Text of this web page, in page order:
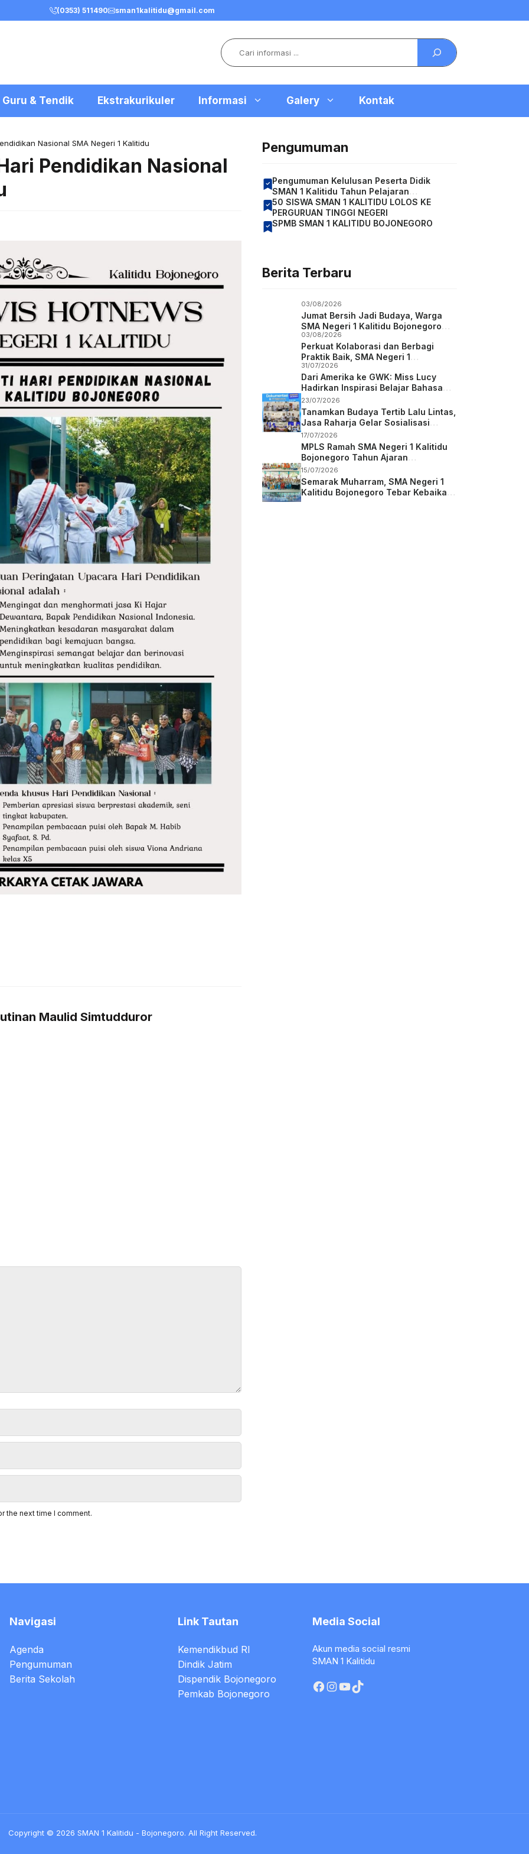
(0353) 511490 sman1kalitidu@gmail.com
Search
Guru & Tendik Ekstrakurikuler Informasi Galery Kontak
Nasional SMA Negeri 1 Kalitidu
Pendidikan Nasional
Maulid Simtudduror
the next time I comment.
Pengumuman
Pengumuman Kelulusan Peserta Didik
SMAN 1 Kalitidu Tahun Pelajaran
2026/2027
50 SISWA SMAN 1 KALITIDU LOLOS KE
PERGURUAN TINGGI NEGERI
SPMB SMAN 1 KALITIDU BOJONEGORO
Berita Terbaru
03/08/2026
Jumat Bersih Jadi Budaya, Warga
SMA Negeri 1 Kalitidu Bojonegoro
Bersatu Wujudkan Sekolah Hijau dan
Asri
03/08/2026
Perkuat Kolaborasi dan Berbagi
Praktik Baik, SMA Negeri 1
Karanggede Boyolali Studi Tiru ke
SMA Negeri 1 Kalitidu Bojonegoro
31/07/2026
Dari Amerika ke GWK: Miss Lucy
Hadirkan Inspirasi Belajar Bahasa
Inggris bagi Siswa SMA Negeri 1
Kalitidu
23/07/2026
Tanamkan Budaya Tertib Lalu Lintas,
Jasa Raharja Gelar Sosialisasi
Keselamatan Berkendara di SMAN 1
Kalitidu Bojonegoro
17/07/2026
MPLS Ramah SMA Negeri 1 Kalitidu
Bojonegoro Tahun Ajaran
2026/2027
15/07/2026
Semarak Muharram, SMA Negeri 1
Kalitidu Bojonegoro Tebar Kebaikan
Navigasi
Agenda
Pengumuman
Berita Sekolah
Link Tautan
Kemendikbud RI
Dindik Jatim
Dispendik Bojonegoro
Pemkab Bojonegoro
Media Social
Akun media social resmi
SMAN 1 Kalitidu
Facebook
Instagram
YouTube
TikTok
Copyright © 2026 SMAN 1 Kalitidu - Bojonegoro. All Right Reserved.